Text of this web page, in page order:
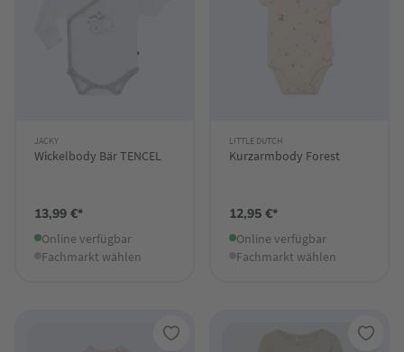
JACKY
Wickelbody Bär TENCEL
13,99 €*
Online verfügbar
Fachmarkt wählen
LITTLE DUTCH
Kurzarmbody Forest
12,95 €*
Online verfügbar
Fachmarkt wählen